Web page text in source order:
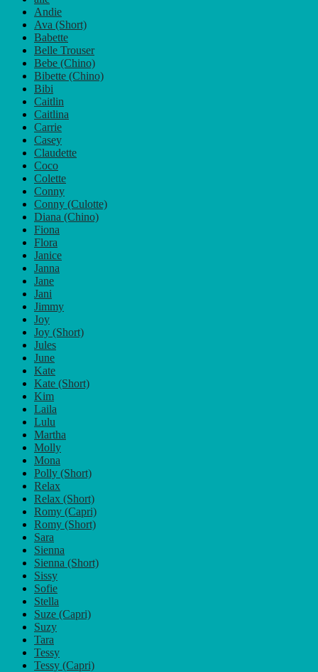
auf
der
Produktseite
Andie
Ava (Short)
Babette
Belle Trouser
Bebe (Chino)
Bibette (Chino)
Bibi
Caitlin
Caitlina
Carrie
Casey
Claudette
Coco
Colette
Conny
Conny (Culotte)
Diana (Chino)
Fiona
Flora
Janice
Janna
Jane
Jani
Jimmy
Joy
Joy (Short)
Jules
June
Kate
Kate (Short)
Kim
Laila
Lulu
Martha
Molly
Mona
Polly (Short)
Relax
Relax (Short)
Romy (Capri)
Romy (Short)
Sara
Sienna
Sienna (Short)
Sissy
Sofie
Stella
Suze (Capri)
Suzy
Tara
Tessy
Tessy (Capri)